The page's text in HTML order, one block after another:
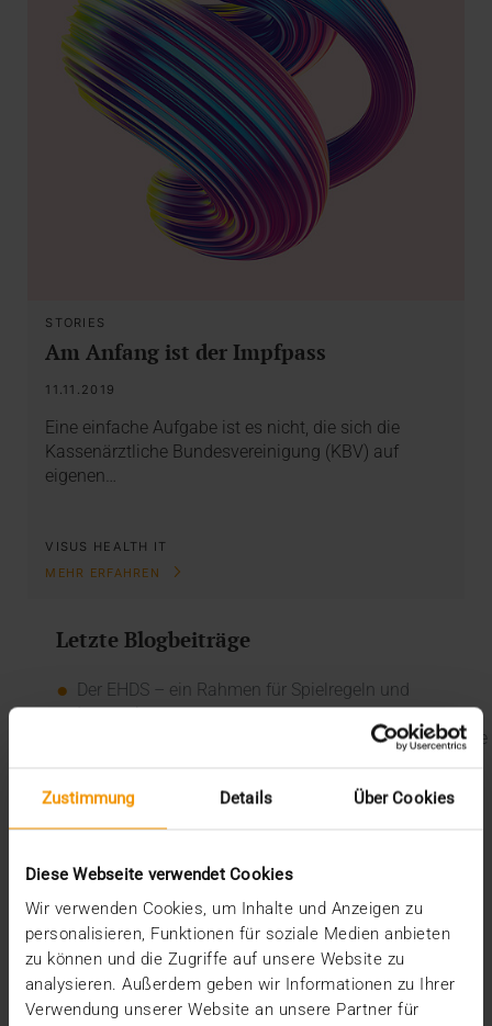
Zustimmung Details Über Cookies
Diese Webseite verwendet Cookies
Wir verwenden Cookies, um Inhalte und Anzeigen zu
personalisieren, Funktionen für soziale Medien anbieten
zu können und die Zugriffe auf unsere Website zu
analysieren. Außerdem geben wir Informationen zu Ihrer
Verwendung unserer Website an unsere Partner für
STORIES
Am Anfang ist der Impfpass
11.11.2019
Eine einfache Aufgabe ist es nicht, die sich die
Kassenärztliche Bundesvereinigung (KBV) auf
eigenen…
VISUS HEALTH IT
MEHR ERFAHREN
Letzte Blogbeiträge
Der EHDS – ein Rahmen für Spielregeln und
Innovation
Der EU AI Act im Krankenhaus: So betten Sie KI in Ihre
Mehrwert durch Synergien
So kommen Dokumente automatisch in die ePA
Ein Dutzend Gütesiegel
Kategorien
CSR
Events
Intern
Kolumne